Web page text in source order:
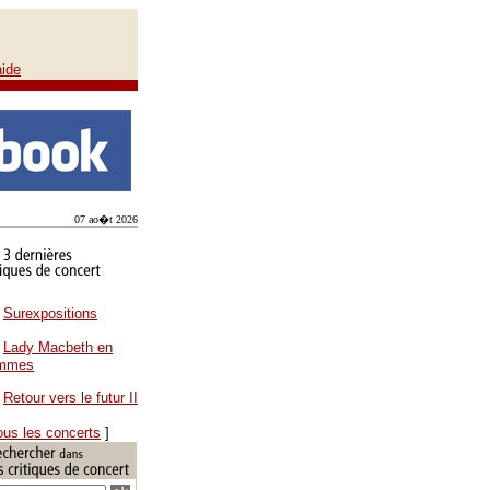
07 ao�t 2026
Surexpositions
Lady Macbeth en
Retour vers le futur II
les concerts ]